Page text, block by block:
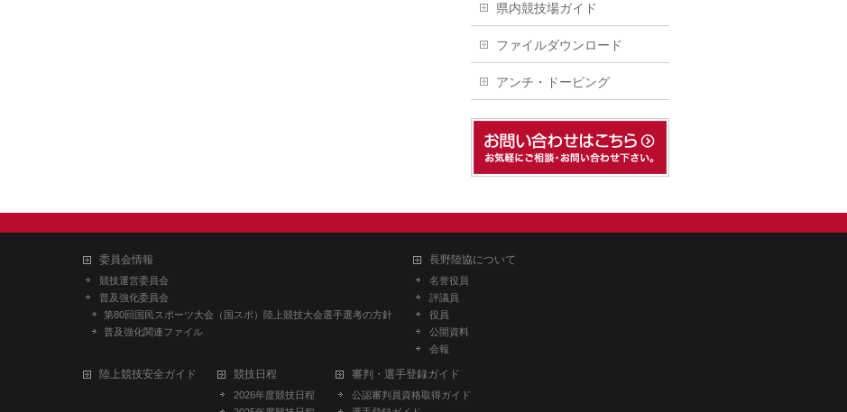
県内競技場ガイド
ファイルダウンロード
アンチ・ドーピング
委員会情報
競技運営委員会
普及強化委員会
第80回国民スポーツ大会（国スポ）陸上競技大会選手選考の方針
普及強化関連ファイル
長野陸協について
名誉役員
評議員
役員
公開資料
会報
陸上競技安全ガイド 競技日程
2026年度競技日程
審判・選手登録ガイド
公認審判員資格取得ガイド